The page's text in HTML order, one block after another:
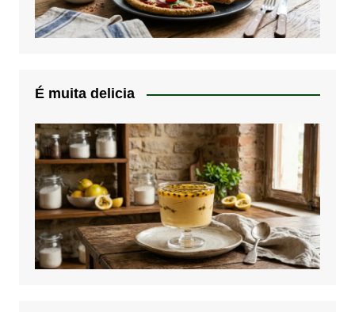
É muita delicia